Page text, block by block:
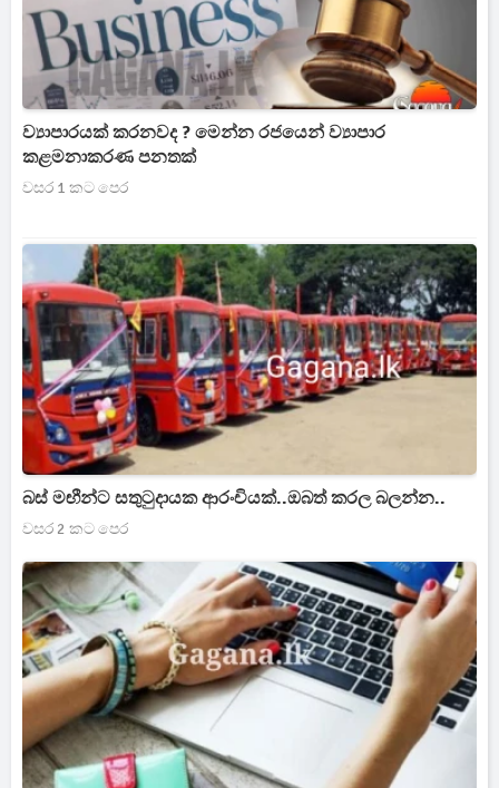
ව්‍යාපාරයක් කරනවද ? මෙන්න රජයෙන් ව්‍යාපාර
කළමනාකරණ පනතක්
වසර 1 කට පෙර
බස් මඟීන්ට සතුටුදායක ආරංචියක්..ඔබත් කරල බලන්න..
වසර 2 කට පෙර